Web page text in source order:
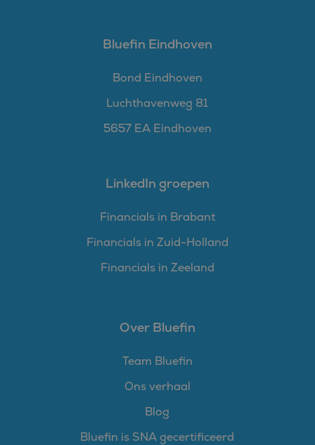
Bluefin Eindhoven
Bond Eindhoven
Luchthavenweg 81
5657 EA Eindhoven
LinkedIn groepen
Financials in Brabant
Financials in Zuid-Holland
Financials in Zeeland
Over Bluefin
Team Bluefin
Ons verhaal
Blog
Bluefin is SNA gecertificeerd